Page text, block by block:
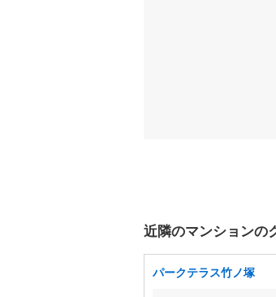
近隣のマンションの
パークテラス竹ノ塚